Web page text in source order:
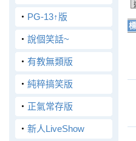
‧ PG-13↑版
‧ 說個笑話~
‧ 有教無類版
‧ 純粹搞笑版
‧ 正氣常存版
‧ 新人LiveShow